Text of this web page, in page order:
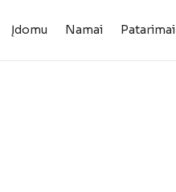
Įdomu Namai Patarimai